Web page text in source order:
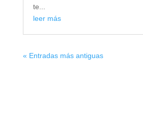
te...
leer más
« Entradas más antiguas